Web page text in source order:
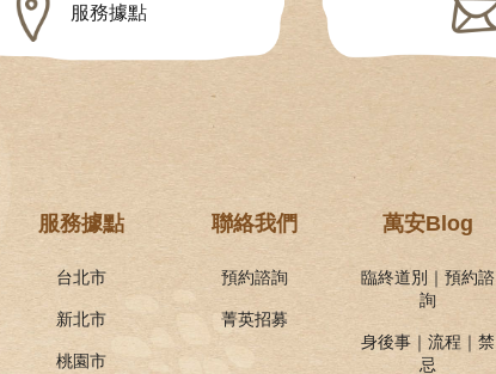
服務據點
服務據點
台北市
新北市
桃園市
聯絡我們
預約諮詢
菁英招募
萬安Blog
臨終道別｜預約諮
詢
身後事｜流程｜禁
忌